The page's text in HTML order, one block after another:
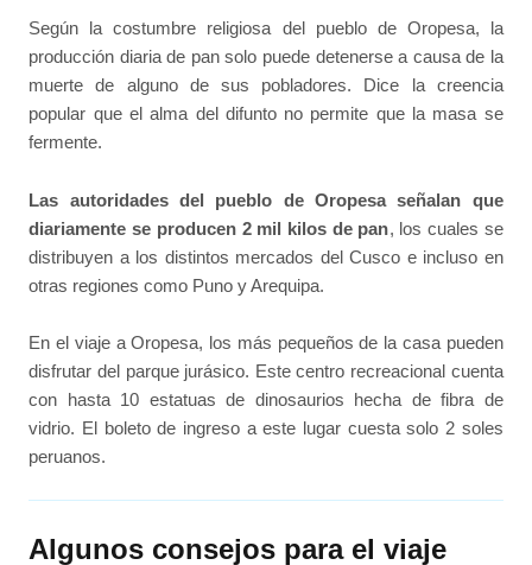
Según la costumbre religiosa del pueblo de Oropesa, la
producción diaria de pan solo puede detenerse a causa de la
muerte de alguno de sus pobladores. Dice la creencia
popular que el alma del difunto no permite que la masa se
fermente.
Las autoridades del pueblo de Oropesa señalan que
diariamente se producen 2 mil kilos de pan, los cuales se
distribuyen a los distintos mercados del Cusco e incluso en
otras regiones como Puno y Arequipa.
En el viaje a Oropesa, los más pequeños de la casa pueden
disfrutar del parque jurásico. Este centro recreacional cuenta
con hasta 10 estatuas de dinosaurios hecha de fibra de
vidrio. El boleto de ingreso a este lugar cuesta solo 2 soles
peruanos.
Algunos consejos para el viaje